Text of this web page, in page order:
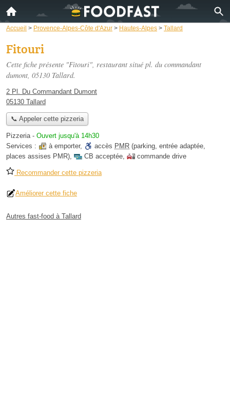
Accueil > Provence-Alpes-Côte d'Azur > Hautes-Alpes > Tallard
Fitouri
Cette fiche présente "Fitouri", restaurant situé pl. du commandant
dumont, 05130 Tallard.
2 Pl. Du Commandant Dumont
05130 Tallard
📞 Appeler cette pizzeria
Pizzeria- Ouvert jusqu'à 14h30
Services :
à emporter, accès PMR (parking, entrée adaptée,
places assises PMR), CB acceptée, commande drive
Recommander cette pizzeria
Améliorer cette fiche
Autres fast-food à Tallard